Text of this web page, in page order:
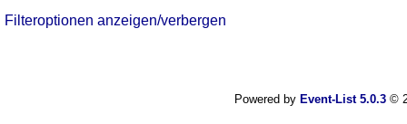
Filteroptionen anzeigen/verbergen
Powered by Event-List 5.0.3©